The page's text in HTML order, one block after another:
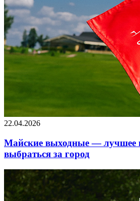
22.04.2026
Майские выходные — лучшее
выбраться за город